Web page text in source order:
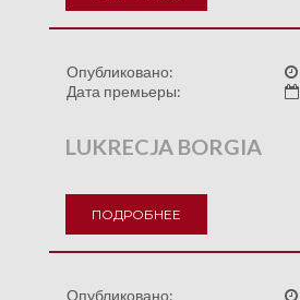
Опубликовано:
Дата премьеры:
LUKRECJA BORGIA
ПОДРОБНЕЕ
Опубликовано: